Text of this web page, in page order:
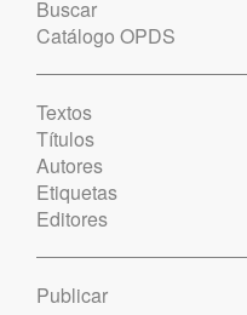
Buscar
Catálogo OPDS
Textos
Títulos
Autores
Etiquetas
Editores
Publicar